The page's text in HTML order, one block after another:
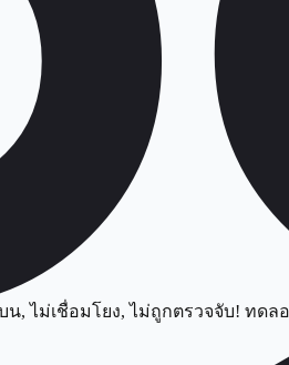
, ไม่เชื่อมโยง, ไม่ถูกตรวจจับ! ทดล